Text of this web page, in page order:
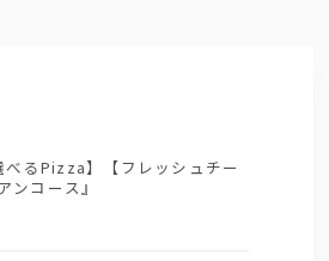
べるPizza】【フレッシュチー
コース』